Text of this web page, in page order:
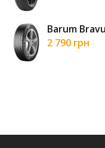
Barum
2 790 грн